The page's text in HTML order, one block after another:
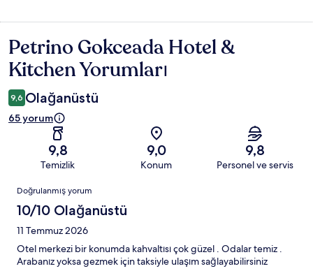
Yorumlar
Petrino Gokceada Hotel &
Kitchen Yorumları
9,6 Olağanüstü
65 yorum
9,8
Temizlik
9,0
Konum
9,8
Personel ve servis
Yorumlar
Doğrulanmış yorum
10/10 Olağanüstü
11 Temmuz 2026
Otel merkezi bir konumda kahvaltısı çok güzel . Odalar temiz .
Arabanız yoksa gezmek için taksiyle ulaşım sağlayabilirsiniz